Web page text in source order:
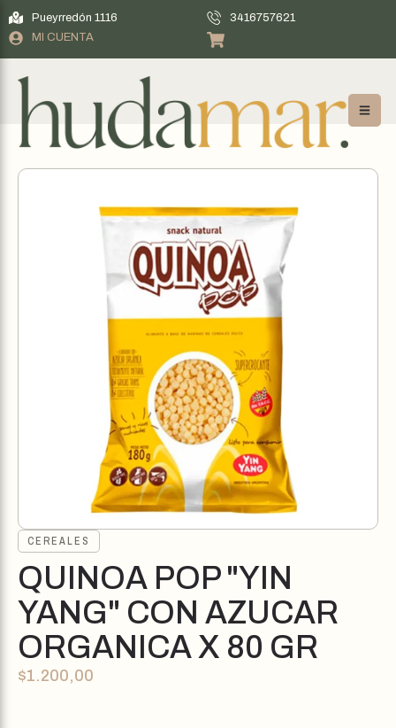
Pueyrredón 1116
3416757621
MI CUENTA
CEREALES
QUINOA POP "YIN
YANG" CON AZUCAR
ORGANICA X 80 GR
$1.200,00